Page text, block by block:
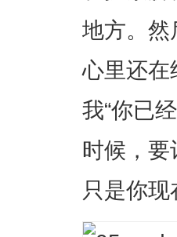
地方。然
心里还在
我“你已
时候，
只是你